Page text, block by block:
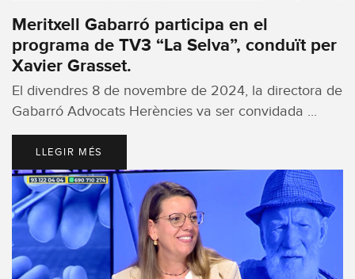
Meritxell Gabarró participa en el
programa de TV3 “La Selva”, conduït per
Xavier Grasset.
El divendres 8 de novembre de 2024, la directora de
Gabarró Advocats Herències va ser convidada ...
LLEGIR MÉS